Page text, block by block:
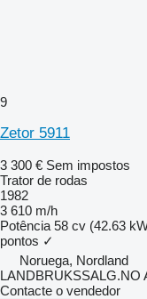
9
Zetor 5911
3 300 € Sem impostos
Trator de rodas
1982
3 610 m/h
Potência 58 cv (42.63
pontos ✓
Noruega, Nordland
LANDBRUKSSALG.NO
Contacte o vendedor